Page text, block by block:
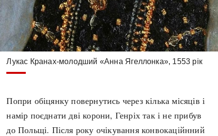
Лукас Кранах-молодший «Анна Ягеллонка», 1553 рік
Попри обіцянку повернутись через кілька місяців і
намір поєднати дві корони, Генріх так і не прибув
до Польщі. Після року очікування конвокаційнний